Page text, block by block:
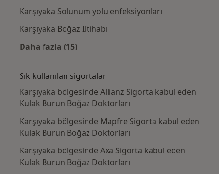
Karşıyaka Solunum yolu enfeksiyonları
Karşıyaka Boğaz İltihabı
Daha fazla (15)
Sık kullanılan sigortalar
Karşıyaka bölgesinde Allianz Sigorta kabul eden
Kulak Burun Boğaz Doktorları
Karşıyaka bölgesinde Mapfre Sigorta kabul eden
Kulak Burun Boğaz Doktorları
Karşıyaka bölgesinde Axa Sigorta kabul eden
Kulak Burun Boğaz Doktorları